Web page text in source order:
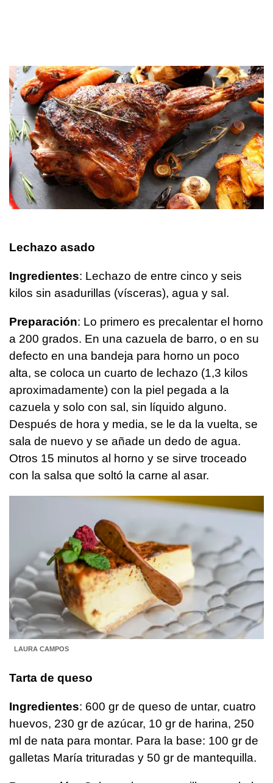
Lechazo asado
Ingredientes: Lechazo de entre cinco y seis
kilos sin asadurillas (vísceras), agua y sal.
Preparación: Lo primero es precalentar el horno
a 200 grados. En una cazuela de barro, o en su
defecto en una bandeja para horno un poco
alta, se coloca un cuarto de lechazo (1,3 kilos
aproximadamente) con la piel pegada a la
cazuela y solo con sal, sin líquido alguno.
Después de hora y media, se le da la vuelta, se
sala de nuevo y se añade un dedo de agua.
Otros 15 minutos al horno y se sirve troceado
con la salsa que soltó la carne al asar.
LAURA CAMPOS
Tarta de queso
Ingredientes: 600 gr de queso de untar, cuatro
huevos, 230 gr de azúcar, 10 gr de harina, 250
ml de nata para montar. Para la base: 100 gr de
galletas María trituradas y 50 gr de mantequilla.